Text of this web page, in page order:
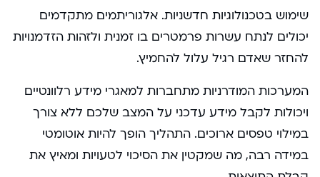
שימוש בטכנולוגיות חדשניות. אלגוריתמים מתקדמים
יכולים לנתח עשרות פרמטרים בו זמנית ולזהות הזדמנויות
להחזר שאדם רגיל עלול להחמיץ.
המערכות המודרניות מתחברות למאגרי מידע רלוונטיים
ויכולות לקבל מידע עדכני על המצב שלכם ללא צורך
במילוי טפסים ארוכים. התהליך הופך להיות אוטומטי
במידה רבה, מה שמקטין את הסיכוי לטעויות ומאיץ את